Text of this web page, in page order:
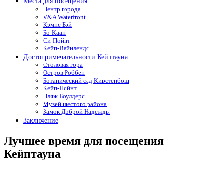
Центр города
V&A Waterfront
Кэмпс Бэй
Бо-Каап
Си-Пойнт
Кейп-Вайнлендс
Достопримечательности Кейптауна
Столовая гора
Остров Роббен
Ботанический сад Кирстенбош
Кейп-Пойнт
Пляж Боулдерс
Музей шестого района
Замок Доброй Надежды
Заключение
Лучшее время для посещения
Кейптауна